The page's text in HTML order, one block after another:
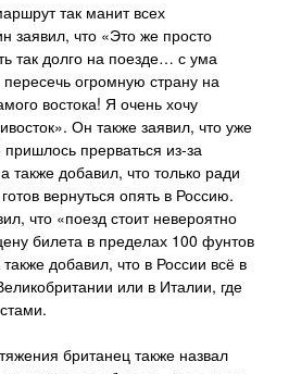
так манит всех
заявил, что «Это же просто
так долго на поезде… с ума
огромную страну на
востока! Я очень хочу
Он также заявил, что уже
прерваться из-за
добавил, что только ради
вернуться опять в Россию.
что «поезд стоит невероятно
билета в пределах 100 фунтов
добавил, что в России всё в
или в Италии, где
британец также назвал